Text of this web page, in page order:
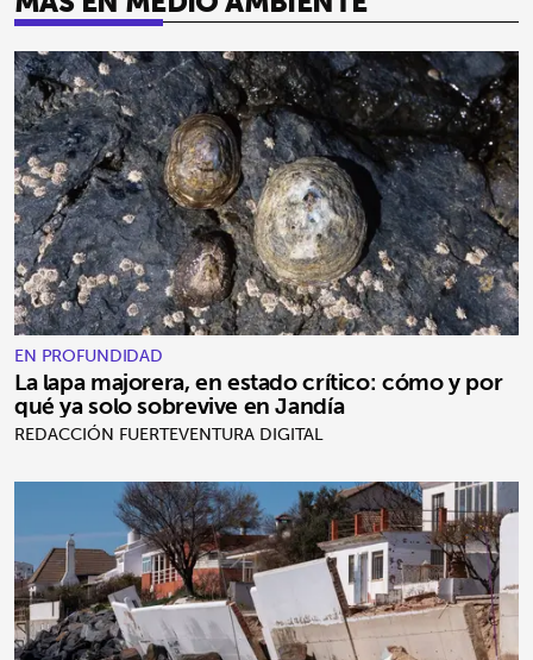
EN PROFUNDIDAD
La lapa majorera, en estado crítico: cómo y por
qué ya solo sobrevive en Jandía
REDACCIÓN FUERTEVENTURA DIGITAL